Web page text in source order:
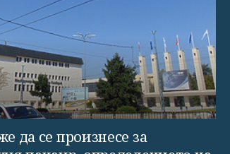
да се произнесе за